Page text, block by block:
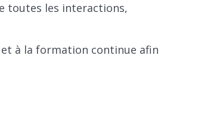
toutes les interactions,
à la formation continue afin